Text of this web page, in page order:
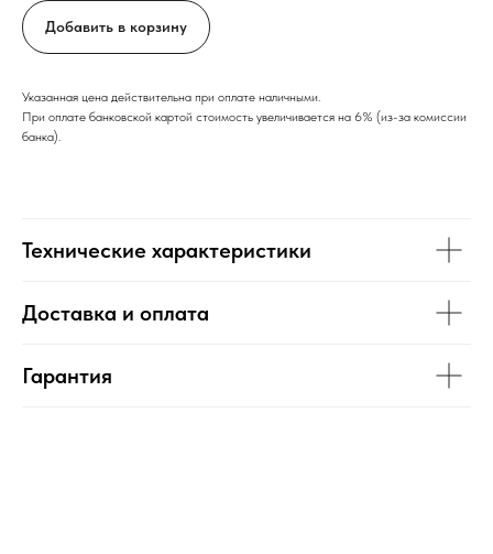
Добавить в корзину
Указанная цена действительна при оплате наличными.
При оплате банковской картой стоимость увеличивается на 6% (из-за комиссии
банка).
Технические характеристики
Доставка и оплата
Гарантия